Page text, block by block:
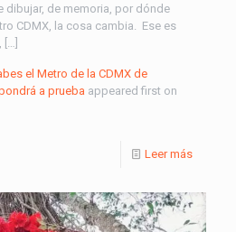
dibujar, de memoria, por dónde
CDMX, la cosa cambia. Ese es
el Metro de la CDMX de
a prueba appeared first on
Leer más